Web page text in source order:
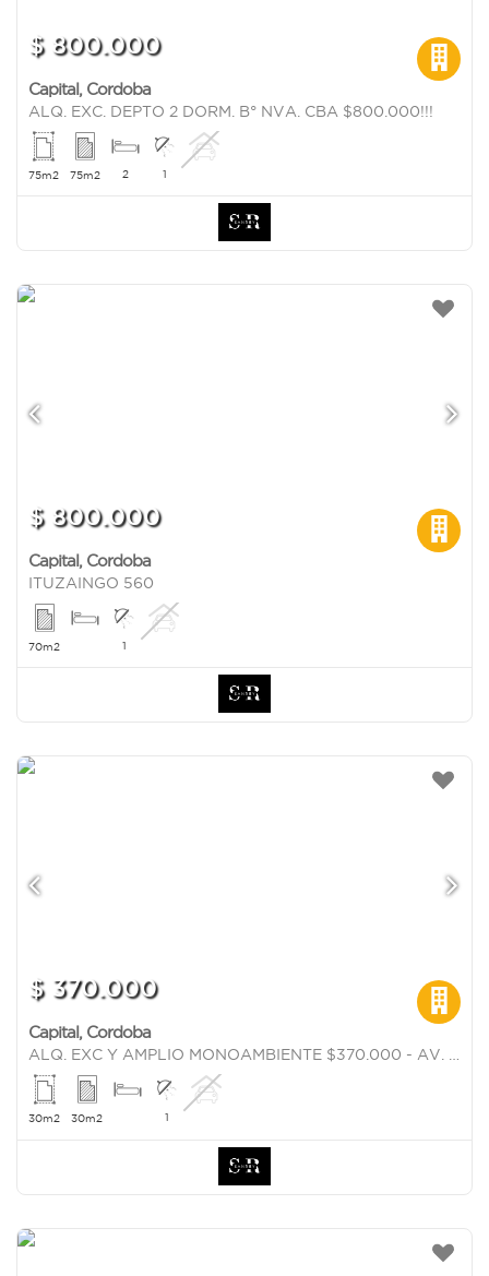
$ 800.000
Capital, Cordoba
ALQ. EXC. DEPTO 2 DORM. B° NVA. CBA $800.000!!!
75m2 75m2 2 1
$ 800.000
Capital, Cordoba
ITUZAINGO 560
70m2 1
$ 370.000
Capital, Cordoba
ALQ. EXC Y AMPLIO MONOAMBIENTE $370.000 - AV. PATRIA 1562!!!
30m2 30m2 1